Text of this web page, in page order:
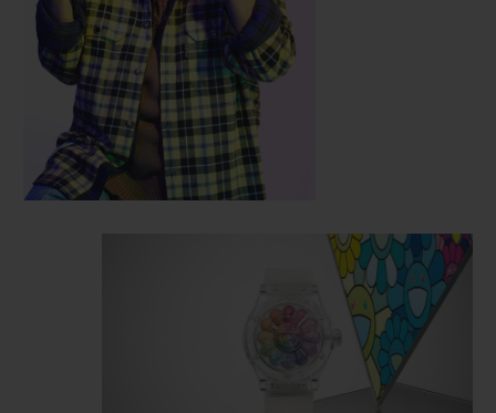
вырезан из сапфирового стекла. Это
настоящий технологический прорыв,
совершенный Hublot.
Цветок представлен в виде трехмерного лица с
озорной улыбкой, которое буквально
появляется из циферблата. 12 цветных
лепестков вращаются вокруг этого лица.
Полихроматический эффект достигнут за счет
487 драгоценных камней, представляющих
цвета радуги: рубинов, розовых сапфиров,